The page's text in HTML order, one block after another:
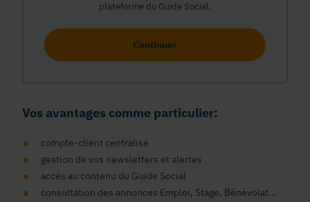
plateforme du Guide Social.
Continuer
Vos avantages comme particulier:
compte-client centralisé
gestion de vos newsletters et alertes
accés au contenu du Guide Social
consultation des annonces Emploi, Stage, Bénévolat...